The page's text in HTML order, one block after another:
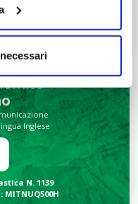
N. 2684
MIPMRI500E
Inglese
N. 1139